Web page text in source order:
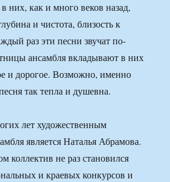
них, как и много веков назад,
и чистота, близость к
раз эти песни звучат по-
ансамбля вкладывают в них
и дорогое. Возможно, именно
так тепла и душевна.
лет художественным
является Наталья Абрамова.
коллектив не раз становился
и краевых конкурсов и